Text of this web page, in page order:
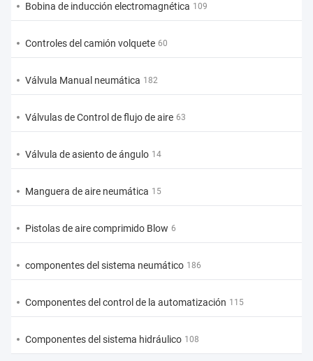
Bobina de inducción electromagnética 109
Controles del camión volquete 60
Válvula Manual neumática 182
Válvulas de Control de flujo de aire 63
Válvula de asiento de ángulo 14
Manguera de aire neumática 15
Pistolas de aire comprimido Blow 6
componentes del sistema neumático 186
Componentes del control de la automatización 115
Componentes del sistema hidráulico 108